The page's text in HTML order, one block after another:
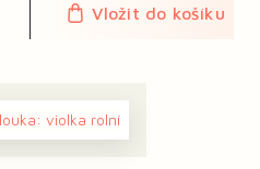
Vložit do košíku